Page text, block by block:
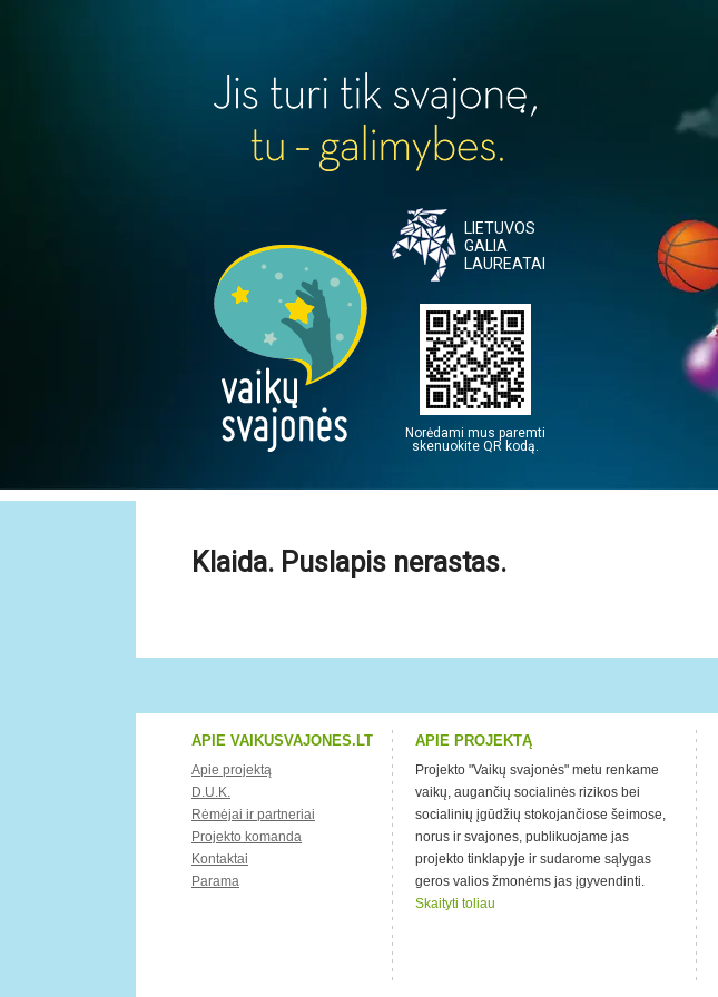
LIETUVOS
GALIA
LAUREATAI
Norėdami mus paremti
skenuokite QR kodą.
Klaida. Puslapis nerastas.
APIE VAIKUSVAJONES.LT
Apie projektą
D.U.K.
Rėmėjai ir partneriai
Projekto komanda
Kontaktai
Parama
APIE PROJEKTĄ
Projekto "Vaikų svajonės" metu renkame
vaikų, augančių socialinės rizikos bei
socialinių įgūdžių stokojančiose šeimose,
norus ir svajones, publikuojame jas
projekto tinklapyje ir sudarome sąlygas
geros valios žmonėms jas įgyvendinti.
Skaityti toliau